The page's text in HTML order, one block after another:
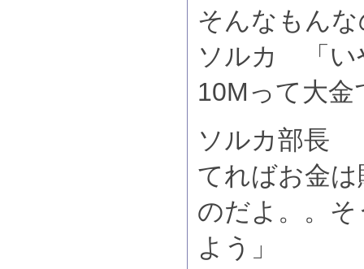
そんなもん
ソルカ 「い
10Mって大金
ソルカ部長
てればお金
のだよ。。
よう」